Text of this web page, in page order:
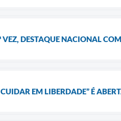
DESTAQUE NACIONAL
EM LIBERDADE” É